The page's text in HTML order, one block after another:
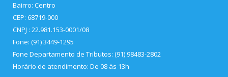
Bairro: Centro
CEP: 68719-000
CNPJ : 22.981.153-0001/08
Fone: (91) 3449-1295
Fone Departamento de Tributos: (91) 98483-2802
Horário de atendimento: De 08 às 13h